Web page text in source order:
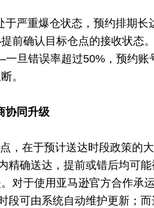
严重爆仓状态，预约排期长
前确认目标仓点的接收状态
旦错误率超过50%，预约账
。
协同升级
，在于预计送达时段政策
精确送达，提前或错后均可能
对于使用亚马逊官方合作承运
段可由系统自动维护更新；